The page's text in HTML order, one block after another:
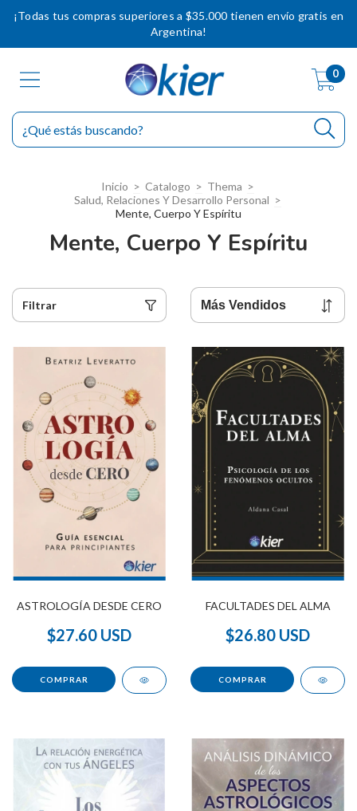
¡Todas tus compras superiores a $35.000 tienen envío gratis en
Argentina!
0
Inicio > Catalogo > Thema >
Salud, Relaciones Y Desarrollo Personal >
Mente, Cuerpo Y Espíritu
Mente, Cuerpo Y Espíritu
Filtrar
ASTROLOGÍA DESDE CERO
$27.60 USD
FACULTADES DEL ALMA
$26.80 USD